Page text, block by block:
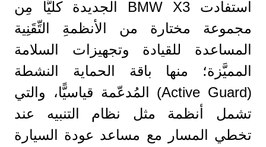
استفادت BMW X3 الجديدة كليًّا مِن
مجموعة مختارة من الأنظمةِ التِّقَنِية
المساعدة للقيادة وتجهيزات السلامة
المميَّزة؛ منها باقة الحماية النشطة
(Active Guard) المُدعّمة قياسيًّا، والتي
تشمل أنظمة مثل نظام التنبيه عند
تخطي المسار مع مساعد عودة السيارة